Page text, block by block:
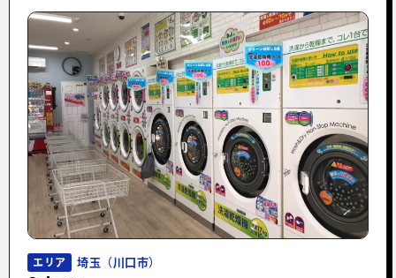
エリア 埼玉（川口市）